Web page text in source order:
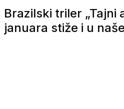
Brazilski triler „Tajni
januara stiže i u